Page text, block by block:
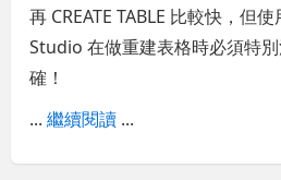
再 CREATE TABLE 比較快，但
Studio 在做重建表格時必須特
確！
...繼續閱讀 ...